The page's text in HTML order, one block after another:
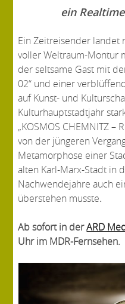
ein
Ein Zeitreisender landet
voller Weltraum-Montur
der seltsame Gast mit
02“ und einer
auf Kunst- und
Kulturhauptstadtjahr
„KOSMOS CHEMNITZ –
von der jüngeren
Metamorphose einer
alten Karl-Marx-Stadt in
Nachwendejahre auch
überstehen musste.
Ab sofort in derARD
Uhr im MDR-Fernsehen.